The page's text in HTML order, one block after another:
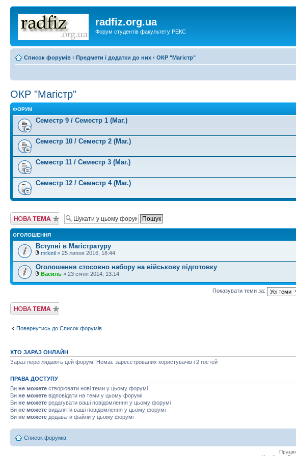
radfiz.org.ua
Форум студентів факультету РЕКС
Список форумів ‹ Предмети і додатки до них ‹ ОКР "Магістр"
ОКР "Магістр"
ФОРУМ
Семестр 9 / Семестр 1 (Маг.)
Семестр 10 / Семестр 2 (Маг.)
Семестр 11 / Семестр 3 (Маг.)
Семестр 12 / Семестр 4 (Маг.)
Створити нову
тему
ОГОЛОШЕННЯ
Вступні в Магістратуру
mrkiril » 25 липня 2016, 18:44
Оголошення стосовно набору на військову підготовку
Василь » 23 січня 2014, 13:14
Показувати теми за:
Створити нову
тему
Повернутись до Список форумів
ХТО ЗАРАЗ ОНЛАЙН
Зараз переглядають цей форум: Немає зареєстрованих користувачів і 2 гостей
ПРАВА ДОСТУПУ
Ви не можете створювати нові теми у цьому форумі
Ви не можете відповідати на теми у цьому форумі
Ви не можете редагувати ваші повідомлення у цьому форумі
Ви не можете видаляти ваші повідомлення у цьому форумі
Ви не можете додавати файли у цьому форумі
Список форумів